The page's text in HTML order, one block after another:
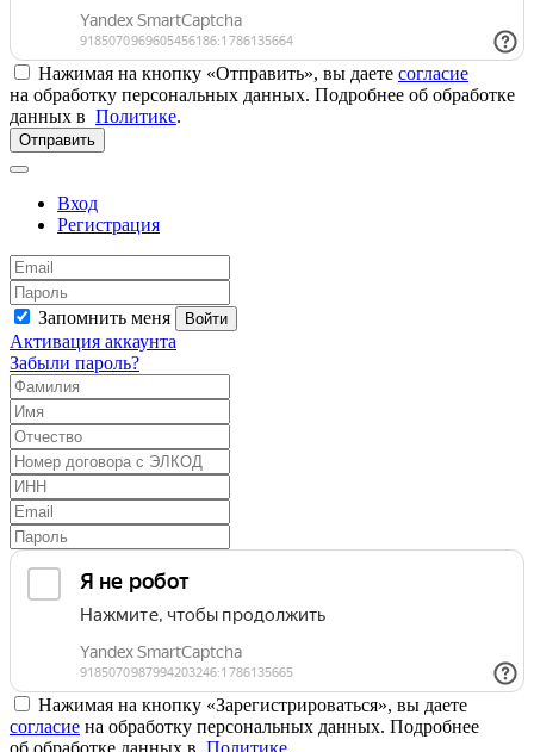
Нажимая на кнопку «Отправить», вы даете согласие
на обработку персональных данных. Подробнее об обработке
данных в Политике.
Отправить
Вход
Регистрация
Запомнить меня Войти
Активация аккаунта
Забыли пароль?
Нажимая на кнопку «Зарегистрироваться», вы даете
согласие на обработку персональных данных. Подробнее
об обработке данных в Политике.